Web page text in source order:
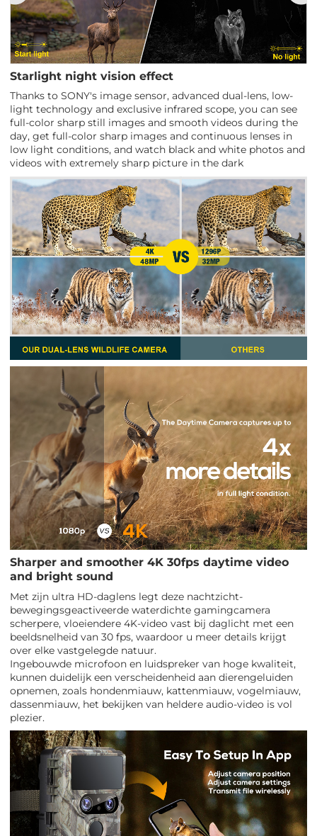
Starlight night vision effect
Thanks to SONY's image sensor, advanced dual-lens, low-
light technology and exclusive infrared scope, you can see
full-color sharp still images and smooth videos during the
day, get full-color sharp images and continuous lenses in
low light conditions, and watch black and white photos and
videos with extremely sharp picture in the dark
Sharper and smoother 4K 30fps daytime video
and bright sound
Met zijn ultra HD-daglens legt deze nachtzicht-
bewegingsgeactiveerde waterdichte gamingcamera
scherpere, vloeiendere 4K-video vast bij daglicht met een
beeldsnelheid van 30 fps, waardoor u meer details krijgt
over elke vastgelegde natuur.
Ingebouwde microfoon en luidspreker van hoge kwaliteit,
kunnen duidelijk een verscheidenheid aan dierengeluiden
opnemen, zoals hondenmiauw, kattenmiauw, vogelmiauw,
dassenmiauw, het bekijken van heldere audio-video is vol
plezier.